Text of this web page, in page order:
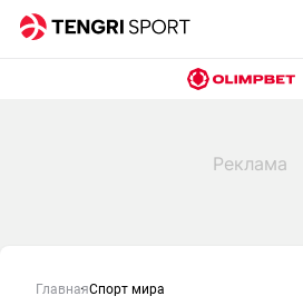
ГлавнаяСпорт мира